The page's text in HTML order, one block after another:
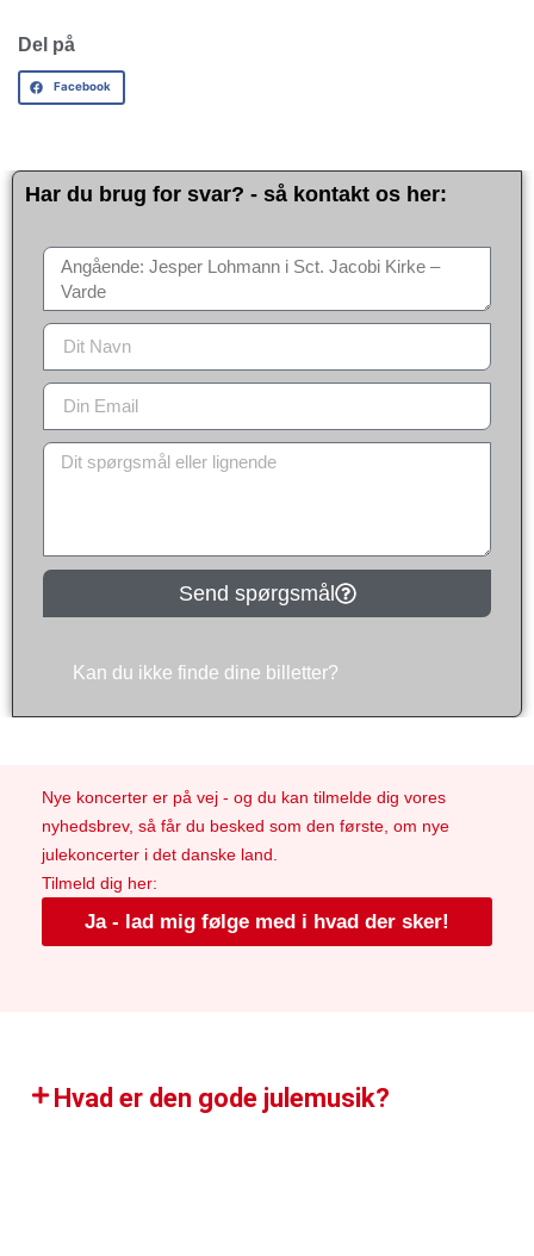
Del på
Facebook
Har du brug for svar? - så kontakt os her:
Send spørgsmål
Kan du ikke finde dine billetter?
Nye koncerter er på vej - og du kan tilmelde dig vores
nyhedsbrev, så får du besked som den første, om nye
julekoncerter i det danske land.
Tilmeld dig her:
Ja - lad mig følge med i hvad der sker!
Hvad er den gode julemusik?​